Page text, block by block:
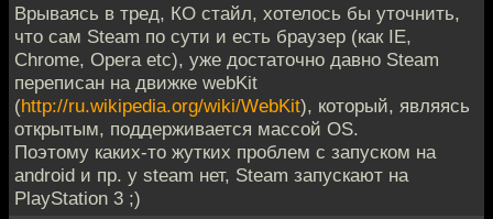
Врываясь в тред, КО стайл, хотелось бы уточнить,
что сам Steam по сути и есть браузер (как IE,
Chrome, Opera etc), уже достаточно давно Steam
переписан на движке webKit
(http://ru.wikipedia.org/wiki/WebKit), который, являясь
открытым, поддерживается массой OS.
Поэтому каких-то жутких проблем с запуском на
android и пр. у steam нет, Steam запускают на
PlayStation 3 ;)